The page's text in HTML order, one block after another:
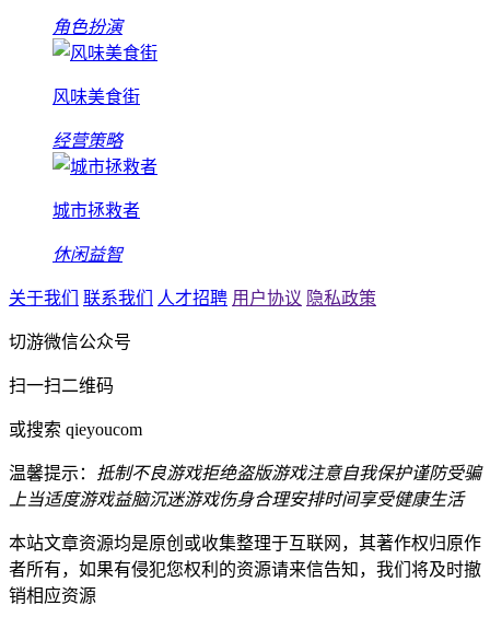
角色扮演
风味美食街
经营策略
城市拯救者
休闲益智
关于我们 联系我们 人才招聘 用户协议 隐私政策
切游微信公众号
扫一扫二维码
或搜索 qieyoucom
温馨提示： 抵制不良游戏拒绝盗版游戏注意自我保护谨防受骗
上当适度游戏益脑沉迷游戏伤身合理安排时间享受健康生活
本站文章资源均是原创或收集整理于互联网，其著作权归原作
者所有，如果有侵犯您权利的资源请来信告知，我们将及时撤
销相应资源